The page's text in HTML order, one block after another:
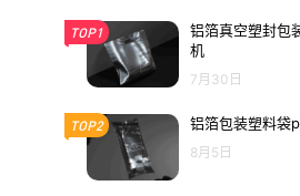
TOP1
铝箔真空塑封包
机
7月30日
TOP2 铝箔包装塑料袋
8月5日